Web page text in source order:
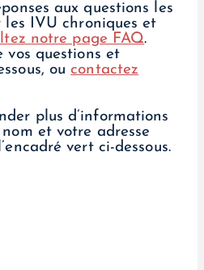
aux questions les
les IVU chroniques et
notre page FAQ.
vos questions et
ou contactez
plus d’informations
et votre adresse
vert ci-dessous.